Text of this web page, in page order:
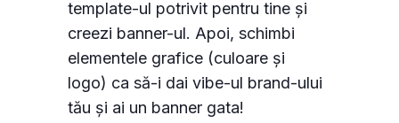
template-ul potrivit pentru tine și
creezi banner-ul. Apoi, schimbi
elementele grafice (culoare și
logo) ca să-i dai vibe-ul brand-ului
tău și ai un banner gata!